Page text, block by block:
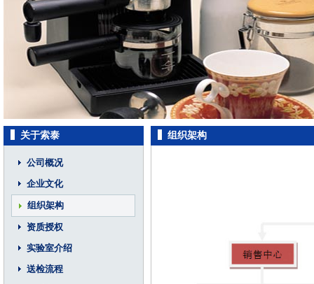
关于索泰
公司概况
企业文化
组织架构
资质授权
实验室介绍
送检流程
组织架构